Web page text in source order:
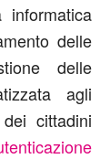
delle
delle
agli
cittadini